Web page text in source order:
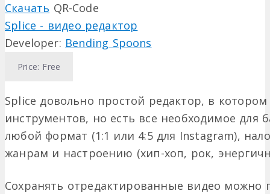
Скачать QR-Code
Splice - видео редактор
Developer: Bending Spoons
Price: Free
Splice довольно простой редактор, в
инструментов, но есть все необходимое для
любой формат (1:1 или 4:5 для Instagram),
жанрам и настроению (хип-хоп, рок,
Сохранять отредактированные видео